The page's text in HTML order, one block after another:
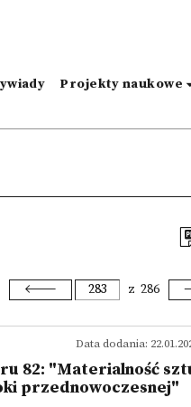
Projekty naukowe
z 286
Data dodania:
82: "Materialność
przednowoczesnej"